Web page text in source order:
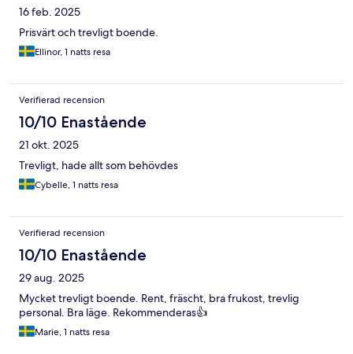
16 feb. 2025
Prisvärt och trevligt boende.
Ellinor, 1 natts resa
Verifierad recension
10/10 Enastående
21 okt. 2025
Trevligt, hade allt som behövdes
Cybelle, 1 natts resa
Verifierad recension
10/10 Enastående
29 aug. 2025
Mycket trevligt boende. Rent, fräscht, bra frukost, trevlig
personal. Bra läge. Rekommenderas👍
Marie, 1 natts resa